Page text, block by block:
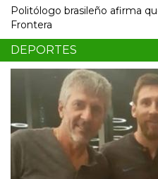
Politólogo brasileño afirma
Frontera
DEPORTES